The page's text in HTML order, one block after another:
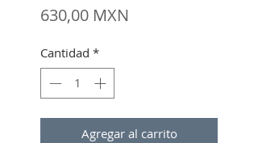
630,00 MXN
Cantidad *
Agregar al carrito